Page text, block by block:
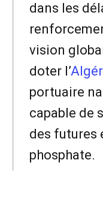
dans les
vision
doter l’
portuaire
capable de
des futures
phosphate.